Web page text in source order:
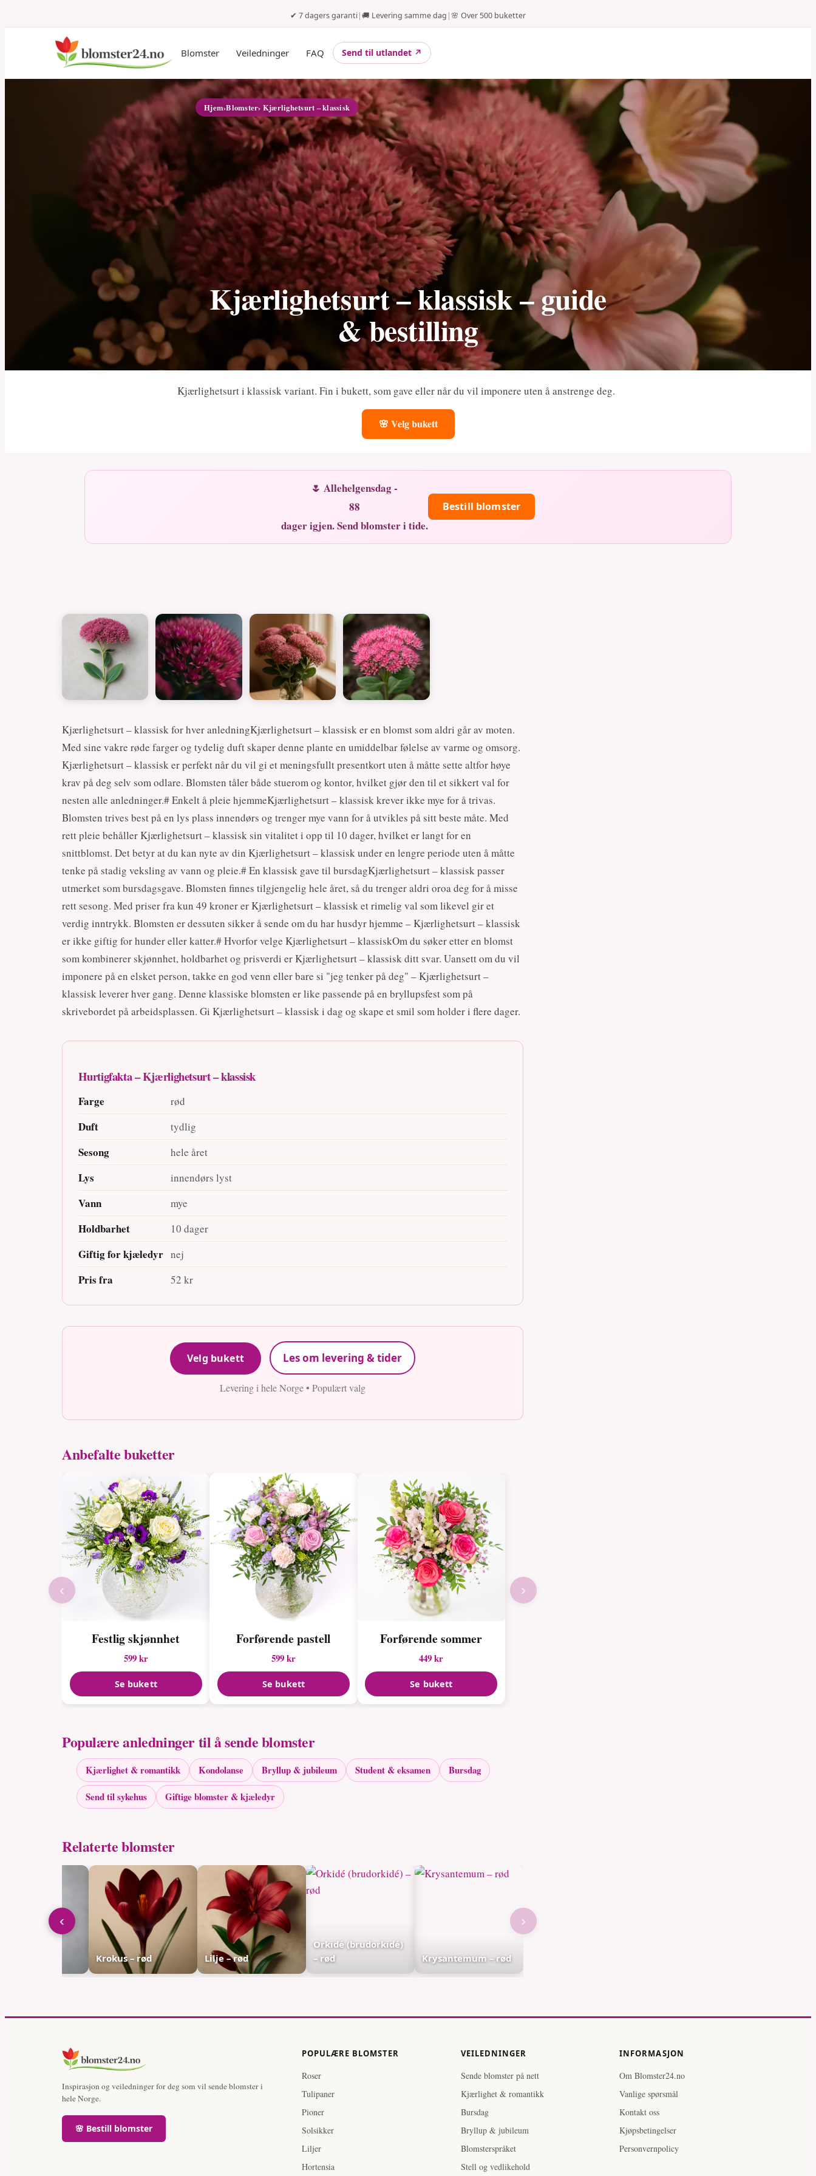
✔ 7 dagers garanti|🚚 Levering samme dag |🌸 Over 500 buketter
Blomster Veiledninger FAQ Send til utlandet ↗
Hjem›Blomster› Kjærlighetsurt – klassisk
Kjærlighetsurt – klassisk – guide
& bestilling
Kjærlighetsurt i klassisk variant. Fin i bukett, som gave eller når du vil imponere uten å anstrenge deg.
🌸 Velg bukett
🌷 Allehelgensdag -
88
dager igjen. Send blomster i tide.
Bestill blomster
Kjærlighetsurt – klassisk for hver anledningKjærlighetsurt – klassisk er en blomst som aldri går av moten.
Med sine vakre røde farger og tydelig duft skaper denne plante en umiddelbar følelse av varme og omsorg.
Kjærlighetsurt – klassisk er perfekt når du vil gi et meningsfullt presentkort uten å måtte sette altfor høye
krav på deg selv som odlare. Blomsten tåler både stuerom og kontor, hvilket gjør den til et sikkert val for
nesten alle anledninger.# Enkelt å pleie hjemmeKjærlighetsurt – klassisk krever ikke mye for å trivas.
Blomsten trives best på en lys plass innendørs og trenger mye vann for å utvikles på sitt beste måte. Med
rett pleie behåller Kjærlighetsurt – klassisk sin vitalitet i opp til 10 dager, hvilket er langt for en
snittblomst. Det betyr at du kan nyte av din Kjærlighetsurt – klassisk under en lengre periode uten å måtte
tenke på stadig veksling av vann og pleie.# En klassisk gave til bursdagKjærlighetsurt – klassisk passer
utmerket som bursdagsgave. Blomsten finnes tilgjengelig hele året, så du trenger aldri oroa deg for å misse
rett sesong. Med priser fra kun 49 kroner er Kjærlighetsurt – klassisk et rimelig val som likevel gir et
verdig inntrykk. Blomsten er dessuten sikker å sende om du har husdyr hjemme – Kjærlighetsurt – klassisk
er ikke giftig for hunder eller katter.# Hvorfor velge Kjærlighetsurt – klassiskOm du søker etter en blomst
som kombinerer skjønnhet, holdbarhet og prisverdi er Kjærlighetsurt – klassisk ditt svar. Uansett om du vil
imponere på en elsket person, takke en god venn eller bare si "jeg tenker på deg" – Kjærlighetsurt –
klassisk leverer hver gang. Denne klassiske blomsten er like passende på en bryllupsfest som på
skrivebordet på arbeidsplassen. Gi Kjærlighetsurt – klassisk i dag og skape et smil som holder i flere dager.
Hurtigfakta – Kjærlighetsurt – klassisk
Farge rød
Duft tydlig
Sesong hele året
Lys innendørs lyst
Vann mye
Holdbarhet 10 dager
Giftig for kjæledyr nej
Pris fra 52 kr
Velg bukett Les om levering & tider
Levering i hele Norge • Populært valg
Anbefalte buketter
Festlig skjønnhet
599 kr
Se bukett
Forførende pastell
599 kr
Se bukett
Forførende sommer
449 kr
Se bukett
‹ ›
Populære anledninger til å sende blomster
Kjærlighet & romantikk Kondolanse Bryllup & jubileum Student & eksamen Bursdag
Send til sykehus Giftige blomster & kjæledyr
Relaterte blomster
Krokus – rød Lilje – rød
Orkidé (brudorkidé)
– rød
Krysantemum – rød
‹ ›
Inspirasjon og veiledninger for deg som vil sende blomster i
hele Norge.
🌸 Bestill blomster
POPULÆRE BLOMSTER
Roser
Tulipaner
Pioner
Solsikker
Liljer
Hortensia
VEILEDNINGER
Sende blomster på nett
Kjærlighet & romantikk
Bursdag
Bryllup & jubileum
Blomsterspråket
Stell og vedlikehold
INFORMASJON
Om Blomster24.no
Vanlige spørsmål
Kontakt oss
Kjøpsbetingelser
Personvernpolicy